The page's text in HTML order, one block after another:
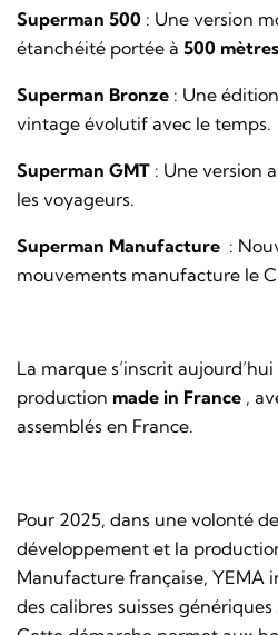
Superman 500 : Une version
étanchéité portée à 500 mètres
Superman Bronze : Une
vintage évolutif avec le temps.
Superman GMT : Une version
les voyageurs.
Superman Manufacture :
mouvements manufacture le
La marque s’inscrit
production made in France ,
assemblés en France.
Pour 2025, dans une volonté
développement et la
Manufacture française, YEMA
des calibres suisses